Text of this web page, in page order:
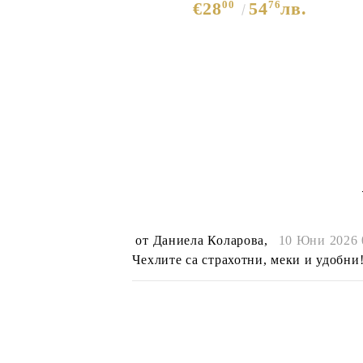
12009
€2800 5476лв.
от Даниела Коларова,
10 Юни 2026
Чехлите са страхотни, меки и удобни!